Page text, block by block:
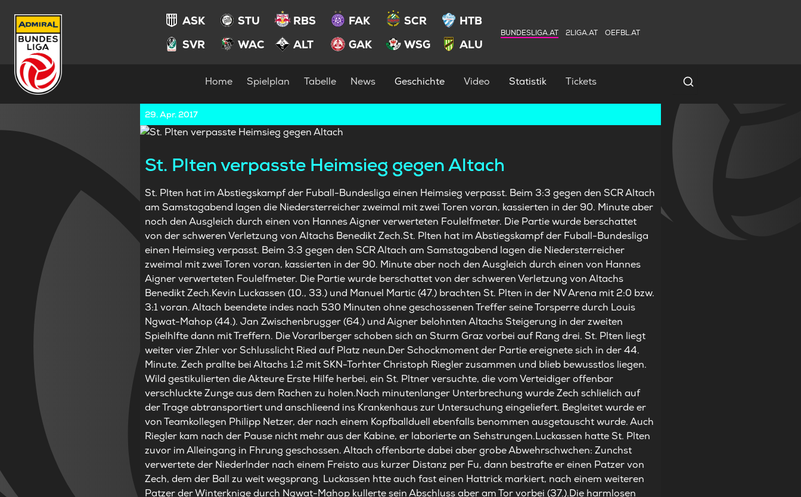
ASK STU RBS FAK SCR
HTB
SVR
WAC ALT GAK WSG ALU
BUNDESLIGA.AT 2LIGA.AT OEFBL.AT
Home Spielplan Tabelle News Geschichte Video Statistik Tickets Spielersuche
29. Apr. 2017
St. Plten verpasste Heimsieg gegen Altach
St. Plten hat im Abstiegskampf der Fuball-Bundesliga einen Heimsieg verpasst. Beim 3:3 gegen den SCR Altach
am Samstagabend lagen die Niedersterreicher zweimal mit zwei Toren voran, kassierten in der 90. Minute aber
noch den Ausgleich durch einen von Hannes Aigner verwerteten Foulelfmeter. Die Partie wurde berschattet
von der schweren Verletzung von Altachs Benedikt Zech.St. Plten hat im Abstiegskampf der Fuball-Bundesliga
einen Heimsieg verpasst. Beim 3:3 gegen den SCR Altach am Samstagabend lagen die Niedersterreicher
zweimal mit zwei Toren voran, kassierten in der 90. Minute aber noch den Ausgleich durch einen von Hannes
Aigner verwerteten Foulelfmeter. Die Partie wurde berschattet von der schweren Verletzung von Altachs
Benedikt Zech.Kevin Luckassen (10., 33.) und Manuel Martic (47.) brachten St. Plten in der NV Arena mit 2:0 bzw.
3:1 voran. Altach beendete indes nach 530 Minuten ohne geschossenen Treffer seine Torsperre durch Louis
Ngwat-Mahop (44.). Jan Zwischenbrugger (64.) und Aigner belohnten Altachs Steigerung in der zweiten
Spielhlfte dann mit Treffern. Die Vorarlberger schoben sich an Sturm Graz vorbei auf Rang drei. St. Plten liegt
weiter vier Zhler vor Schlusslicht Ried auf Platz neun.Der Schockmoment der Partie ereignete sich in der 44.
Minute. Zech prallte bei Altachs 1:2 mit SKN-Torhter Christoph Riegler zusammen und blieb bewusstlos liegen.
Wild gestikulierten die Akteure Erste Hilfe herbei, ein St. Pltner versuchte, die vom Verteidiger offenbar
verschluckte Zunge aus dem Rachen zu holen.Nach minutenlanger Unterbrechung wurde Zech schlielich auf
der Trage abtransportiert und anschlieend ins Krankenhaus zur Untersuchung eingeliefert. Begleitet wurde er
von Teamkollegen Philipp Netzer, der nach einem Kopfballduell ebenfalls benommen ausgetauscht wurde. Auch
Riegler kam nach der Pause nicht mehr aus der Kabine, er laborierte an Sehstrungen.Luckassen hatte St. Plten
zuvor im Alleingang in Fhrung geschossen. Altach offenbarte dabei aber grobe Abwehrschwchen: Zunchst
verwertete der Niederlnder nach einem Freisto aus kurzer Distanz per Fu, dann bestrafte er einen Patzer von
Zech, dem der Ball zu weit wegsprang. Luckassen htte auch fast einen Hattrick markiert, nach einem weiteren
Patzer der Winterknige durch Ngwat-Mahop kullerte sein Abschluss aber am Tor vorbei (37.).Die harmlosen